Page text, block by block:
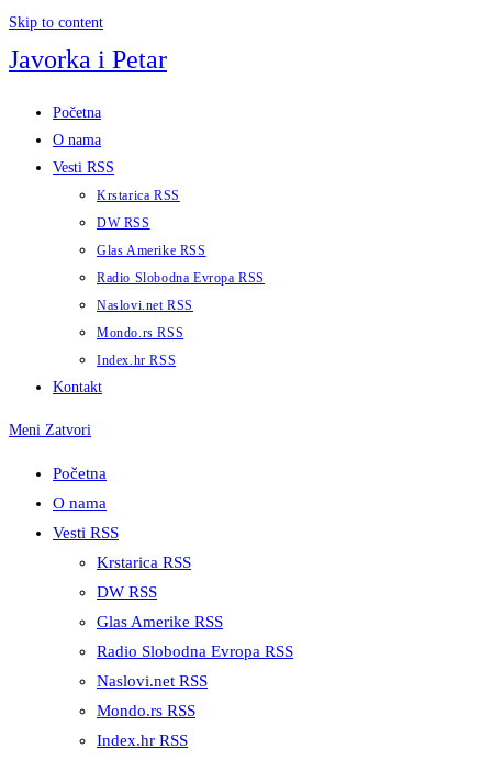
Skip to content
Javorka i Petar
Početna
O nama
Vesti RSS
Krstarica RSS
DW RSS
Glas Amerike RSS
Radio Slobodna Evropa RSS
Naslovi.net RSS
Mondo.rs RSS
Index.hr RSS
Kontakt
Meni Zatvori
Početna
O nama
Vesti RSS
Krstarica RSS
DW RSS
Glas Amerike RSS
Radio Slobodna Evropa RSS
Naslovi.net RSS
Mondo.rs RSS
Index.hr RSS